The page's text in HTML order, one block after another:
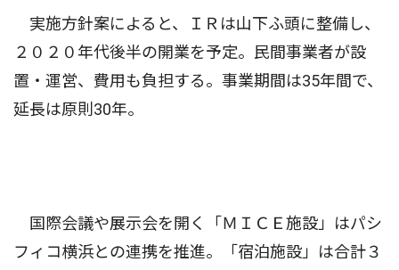
実施方針案によると、ＩＲは山下ふ頭に整備し、
２０２０年代後半の開業を予定。民間事業者が設
置・運営、費用も負担する。事業期間は35年間で、
延長は原則30年。
国際会議や展示会を開く「ＭＩＣＥ施設」はパシ
フィコ横浜との連携を推進。「宿泊施設」は合計３